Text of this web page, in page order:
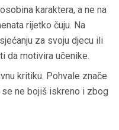
karaktera, a ne na
rijetko čuju. Na
za svoju djecu ili
da motivira učenike.
kritiku. Pohvale znače
ne bojiš iskreno i zbog